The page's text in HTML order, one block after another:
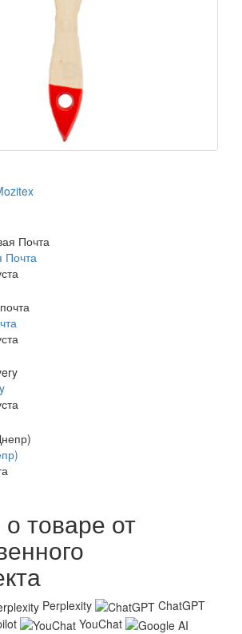
Почта
товаре от
Perplexity
ChatGPT
YouChat